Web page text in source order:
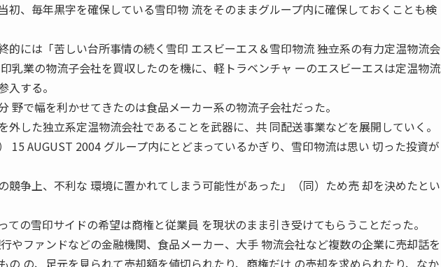
初、毎年黒字を確保している雪印物 流をそのままグループ内に確保しておくことも検
的には「苦しい台所事情の続く雪印 エスビーエス＆雪印物流 ――独立系の有力定温物流会
乳業の物流子会社を買収したのを機に、軽トラベンチャ ーのエスビーエスは定温物流
入する。
野で幅を利かせてきたのは食品メーカー系の物流子会社だった。
外した独立系定温物流会社であることを武器に、共 同配送事業などを展開していく。
） 15 AUGUST 2004 グループ内にとどまっているかぎり、雪印物流は思い 切った投資が
競争上、不利な 環境に置かれてしまう可能性があった」（同）ため売 却を決めたとい
ての雪印サイドの希望は商権と従業員 を現状のまま引き受けてもらうことだった。
やファンドなどの金融機関、食品メーカー、大手 物流会社など複数の企業に売却話を
の の、足元を見られて売却額を値切られたり、商権だけ の売却を求められたり、なか